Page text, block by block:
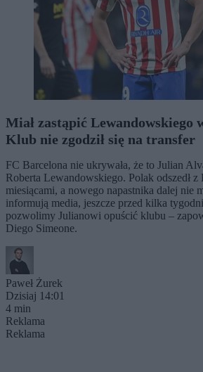
Miał zastąpić Lewandowskiego
Klub nie zgodził się na transfer
FC Barcelona nie ukrywała, że to Julian
Roberta Lewandowskiego. Polak odszedł
miesiącami, a nowego napastnika dalej nie
informują media, jeszcze przed kilka
pozwolimy Julianowi opuścić klubu –
Diego Simeone.
Paweł Żurek
Dzisiaj 14:01
4 min
Reklama
Reklama